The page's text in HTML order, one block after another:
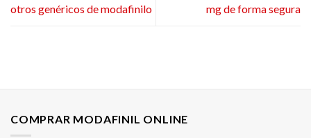
otros genéricos de modafinilo
mg de forma segura
COMPRAR MODAFINIL ONLINE